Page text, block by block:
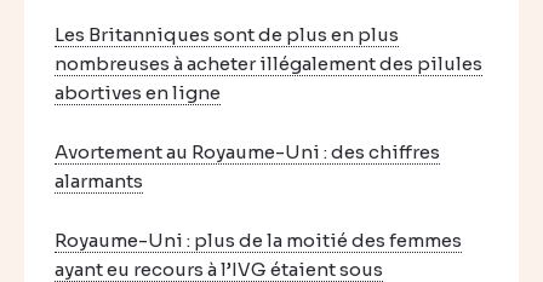
Les Britanniques sont de plus en plus
nombreuses à acheter illégalement des pilules
abortives en ligne
Avortement au Royaume-Uni : des chiffres
alarmants
Royaume-Uni : plus de la moitié des femmes
ayant eu recours à l’IVG étaient sous